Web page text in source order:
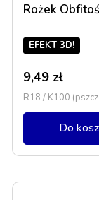
Rożek
EFEKT 3D!
9,49 zł
R18 / K100
Do